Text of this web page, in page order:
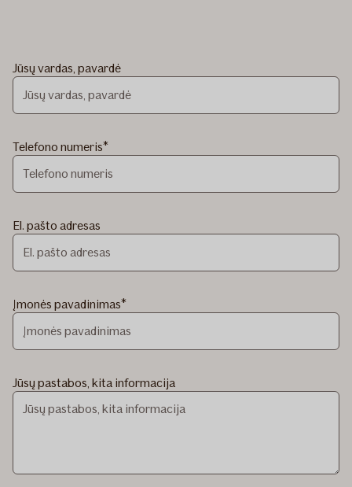
Jūsų vardas, pavardė
Telefono numeris
El. pašto adresas
Įmonės pavadinimas
Jūsų pastabos, kita informacija